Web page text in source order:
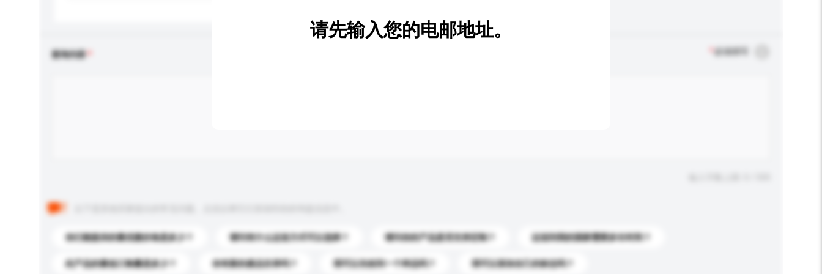
查询内容 必须填写
你们能提供的最优惠价格是多少？ 请问有什么运送方式可以选择？ 请问你的产品是否支持定制？ 运送到我的国家需要多长时间？
此产品的最低订购量是多少？ 你有新的產品目录吗？ 我可以先收到一个样品吗？ 我可以添加自己的标志吗？
请先输入您的电邮地址。